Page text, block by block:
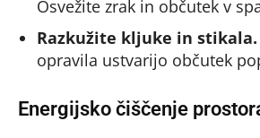
Osvežite zrak in občutek v
Razkužite kljuke in stikala.
opravila ustvarijo občutek
Energijsko čiščenje